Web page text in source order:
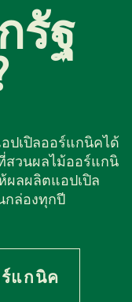
รัฐ
ปเปิลออร์แกนิคได้
สวนผลไม้ออร์แกนิ
ผลผลิตแอปเปิล
กล่องทุกปี
แกนิค